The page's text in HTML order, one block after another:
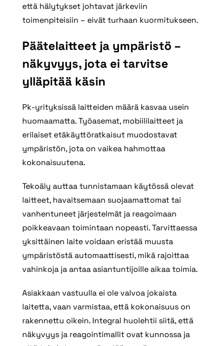
että hälytykset johtavat järkeviin
toimenpiteisiin – eivät turhaan kuormitukseen.
Päätelaitteet ja ympäristö –
näkyvyys, jota ei tarvitse
ylläpitää käsin
Pk‑yrityksissä laitteiden määrä kasvaa usein
huomaamatta. Työasemat, mobiililaitteet ja
erilaiset etäkäyttöratkaisut muodostavat
ympäristön, jota on vaikea hahmottaa
kokonaisuutena.
Tekoäly auttaa tunnistamaan käytössä olevat
laitteet, havaitsemaan suojaamattomat tai
vanhentuneet järjestelmät ja reagoimaan
poikkeavaan toimintaan nopeasti. Tarvittaessa
yksittäinen laite voidaan eristää muusta
ympäristöstä automaattisesti, mikä rajoittaa
vahinkoja ja antaa asiantuntijoille aikaa toimia.
Asiakkaan vastuulla ei ole valvoa jokaista
laitetta, vaan varmistaa, että kokonaisuus on
rakennettu oikein. Integral huolehtii siitä, että
näkyvyys ja reagointimallit ovat kunnossa ja